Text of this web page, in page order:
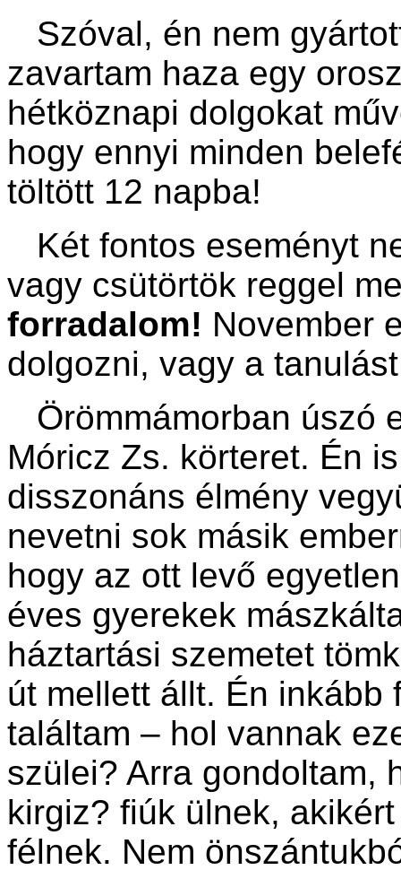
Szóval, én nem
zavartam haza egy
hétköznapi dolgokat
hogy ennyi minden
töltött 12 napba!
Két fontos eseményt
vagy csütörtök reggel
forradalom! November
dolgozni, vagy a
Örömmámorban úszó
Móricz Zs. körteret. Én
disszonáns élmény
nevetni sok másik
hogy az ott levő
éves gyerekek
háztartási szemetet
út mellett állt. Én inkább
találtam – hol vannak
szülei? Arra gondoltam,
kirgiz? fiúk ülnek,
félnek. Nem